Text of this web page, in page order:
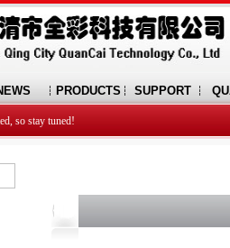
PRODUCTS SUPPORT
so stay tuned!